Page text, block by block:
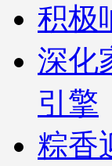
积极
深化
引擎
粽香